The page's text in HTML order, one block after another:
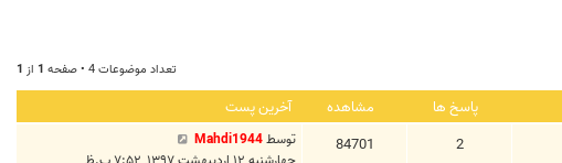
تعداد موضوعات 4 • صفحه 1 از 1
پاسخ ها مشاهده آخرین پست
2
84701 توسطMahdi1944